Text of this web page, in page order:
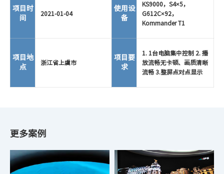
项目时
间
2021-01-04
使用设
备
KS9000，S4×5，
G612C×92，
Kommander T1
项目地
点
浙江省上虞市
项目要
求
1. 1台电脑集中控制 2. 播
放流畅无卡顿、画质清晰
流畅 3.整屏点对点显示
更多案例